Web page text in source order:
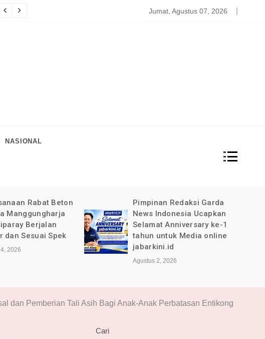
Satgas PDBA Bantah Tidak Akomodir Bantuan Korban
Jumat, Agustus 07, 2026
NASIONAL
Rabat Beton
Manggungharja
Berjalan
dan Sesuai Spek
2026
Pimpinan Redaksi Garda
News Indonesia Ucapkan
Selamat Anniversary ke-1
tahun untuk Media online
jabarkini.id
Agustus 2, 2026
dan Pemberian Tali Asih Bagi Anak-Anak Perbatasan Entikong
Cari